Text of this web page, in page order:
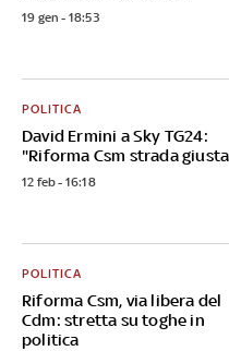
19 gen - 18:53
David Ermini a Sky TG24:
"Riforma Csm strada
POLITICA
12 feb - 16:18
Riforma Csm, via libera del
Cdm: stretta su toghe in
politica
POLITICA